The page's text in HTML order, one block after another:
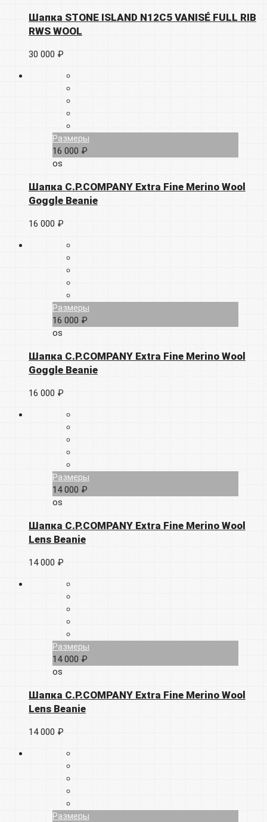
Шапка STONE ISLAND N12C5 VANISÉ FULL RIB
RWS WOOL
30 000 ₽
Размеры
16 000 ₽
os
Шапка C.P.COMPANY Extra Fine Merino Wool
Goggle Beanie
16 000 ₽
Размеры
16 000 ₽
os
Шапка C.P.COMPANY Extra Fine Merino Wool
Goggle Beanie
16 000 ₽
Размеры
14 000 ₽
os
Шапка C.P.COMPANY Extra Fine Merino Wool
Lens Beanie
14 000 ₽
Размеры
14 000 ₽
os
Шапка C.P.COMPANY Extra Fine Merino Wool
Lens Beanie
14 000 ₽
Размеры